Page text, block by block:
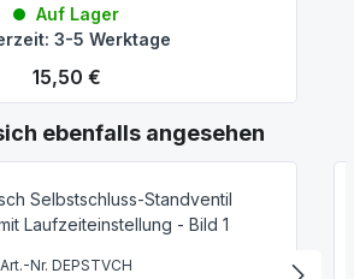
Auf Lager
3-5 Werktage
Regulärer Preis:
15,50 €
ebenfalls angesehen
Art.-Nr. DEPSTVCH